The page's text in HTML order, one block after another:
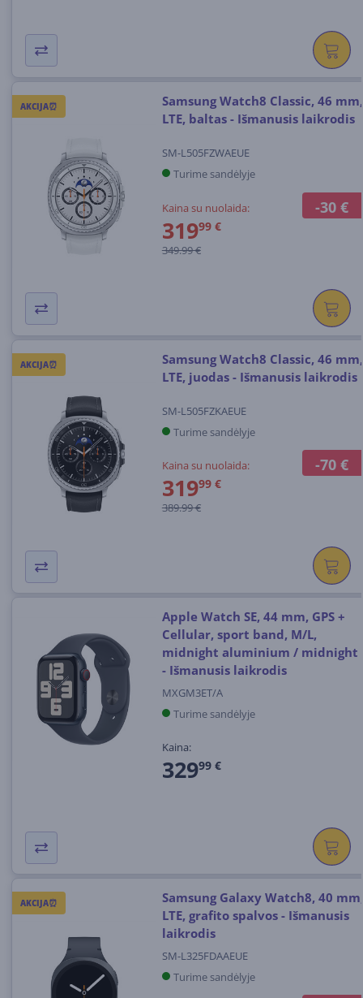
AKCIJA⏰
-30 €
Samsung Watch8 Classic, 46 mm,
LTE, baltas - Išmanusis laikrodis
SM-L505FZWAEUE
Turime sandėlyje
Kaina su nuolaida:
31999 €
349.99 €
AKCIJA⏰
-70 €
Samsung Watch8 Classic, 46 mm,
LTE, juodas - Išmanusis laikrodis
SM-L505FZKAEUE
Turime sandėlyje
Kaina su nuolaida:
31999 €
389.99 €
Apple Watch SE, 44 mm, GPS +
Cellular, sport band, M/L,
midnight aluminium / midnight
- Išmanusis laikrodis
MXGM3ET/A
Turime sandėlyje
Kaina:
32999 €
AKCIJA⏰
Samsung Galaxy Watch8, 40 mm,
LTE, grafito spalvos - Išmanusis
laikrodis
SM-L325FDAAEUE
Turime sandėlyje